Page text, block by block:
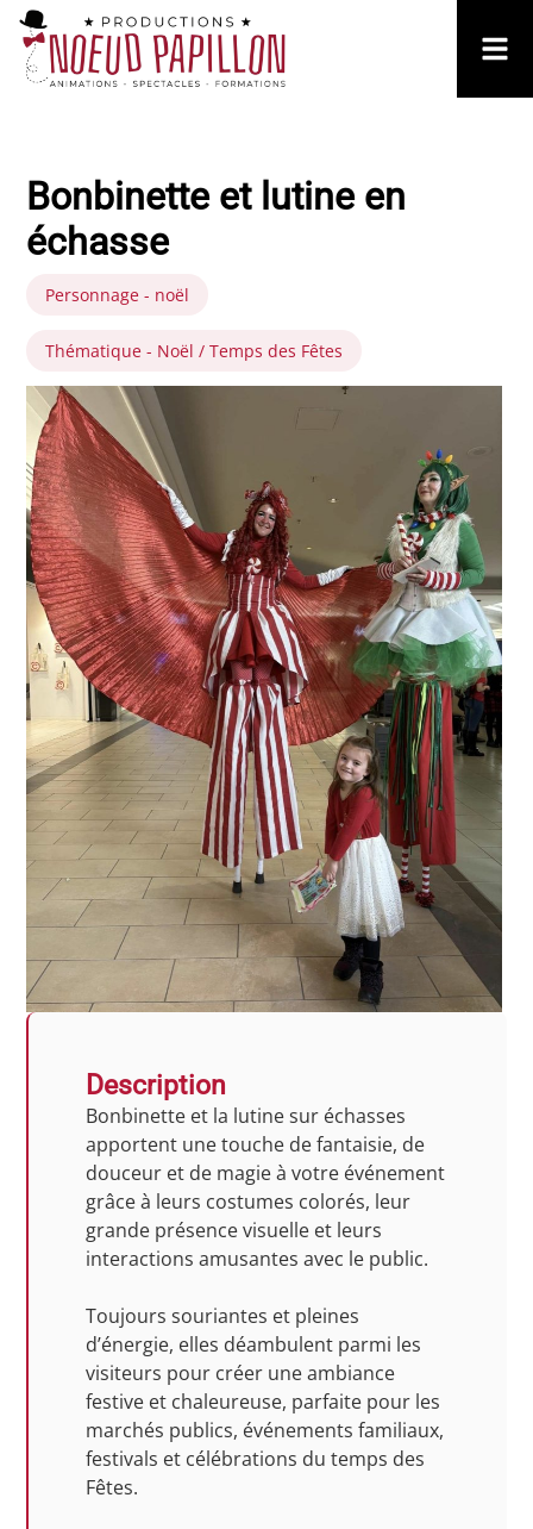
Bonbinette et lutine en
échasse
Personnage - noël
Thématique - Noël / Temps des Fêtes
Description
Bonbinette et la lutine sur échasses
apportent une touche de fantaisie, de
douceur et de magie à votre événement
grâce à leurs costumes colorés, leur
grande présence visuelle et leurs
interactions amusantes avec le public.
Toujours souriantes et pleines
d’énergie, elles déambulent parmi les
visiteurs pour créer une ambiance
festive et chaleureuse, parfaite pour les
marchés publics, événements familiaux,
festivals et célébrations du temps des
Fêtes.